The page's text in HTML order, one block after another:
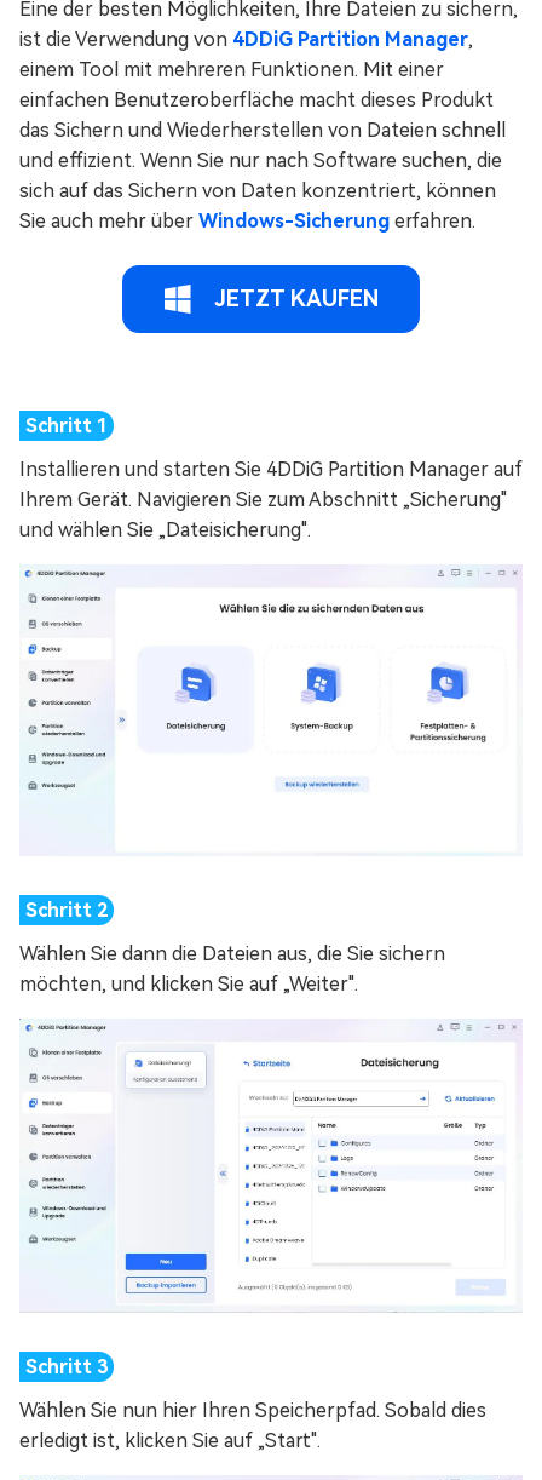
Eine der besten Möglichkeiten, Ihre Dateien zu sichern,
ist die Verwendung von 4DDiG Partition Manager,
einem Tool mit mehreren Funktionen. Mit einer
einfachen Benutzeroberfläche macht dieses Produkt
das Sichern und Wiederherstellen von Dateien schnell
und effizient. Wenn Sie nur nach Software suchen, die
sich auf das Sichern von Daten konzentriert, können
Sie auch mehr über Windows-Sicherung erfahren.
JETZT KAUFEN
Installieren und starten Sie 4DDiG Partition Manager auf
Ihrem Gerät. Navigieren Sie zum Abschnitt „Sicherung"
und wählen Sie „Dateisicherung".
Wählen Sie dann die Dateien aus, die Sie sichern
möchten, und klicken Sie auf „Weiter".
Wählen Sie nun hier Ihren Speicherpfad. Sobald dies
erledigt ist, klicken Sie auf „Start".